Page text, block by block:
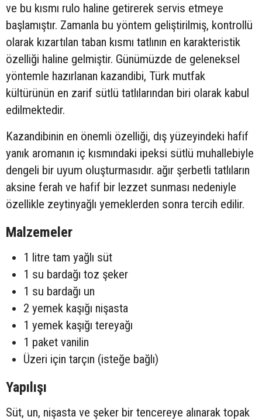
ve bu kısmı rulo haline getirerek servis etmeye
başlamıştır. Zamanla bu yöntem geliştirilmiş, kontrollü
olarak kızartılan taban kısmı tatlının en karakteristik
özelliği haline gelmiştir. Günümüzde de geleneksel
yöntemle hazırlanan kazandibi, Türk mutfak
kültürünün en zarif sütlü tatlılarından biri olarak kabul
edilmektedir.
Kazandibinin en önemli özelliği, dış yüzeyindeki hafif
yanık aromanın iç kısmındaki ipeksi sütlü muhallebiyle
dengeli bir uyum oluşturmasıdır. ağır şerbetli tatlıların
aksine ferah ve hafif bir lezzet sunması nedeniyle
özellikle zeytinyağlı yemeklerden sonra tercih edilir.
Malzemeler
1 litre tam yağlı süt
1 su bardağı toz şeker
1 su bardağı un
2 yemek kaşığı nişasta
1 yemek kaşığı tereyağı
1 paket vanilin
Üzeri için tarçın (isteğe bağlı)
Yapılışı
Süt, un, nişasta ve şeker bir tencereye alınarak topak